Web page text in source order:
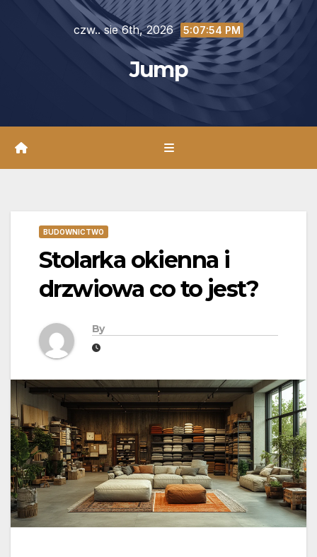
czw.. sie 6th, 2026 5:07:55 PM
Jump
BUDOWNICTWO
Stolarka okienna i
drzwiowa co to jest?
By